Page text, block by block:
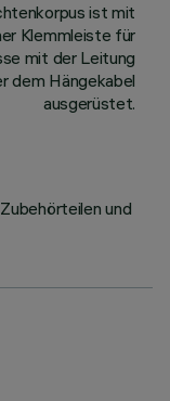
ist mit
Klemmleiste für
mit der Leitung
dem Hängekabel
ausgerüstet.
und